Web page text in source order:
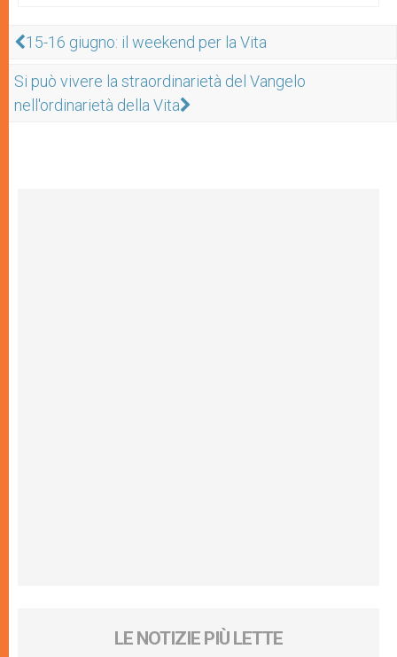
15-16 giugno: il weekend per la Vita
Si può vivere la straordinarietà del Vangelo
nell'ordinarietà della Vita
LE NOTIZIE PIÙ LETTE